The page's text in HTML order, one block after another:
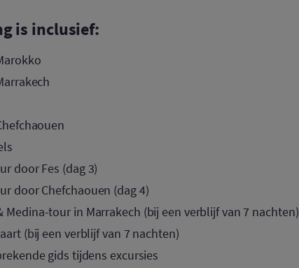
is inclusief:
door Fes (dag 3)
door Chefchaouen (dag 4)
Medina-tour in Marrakech (bij een verblijf van 7 nachten)
(bij een verblijf van 7 nachten)
gids tijdens excursies